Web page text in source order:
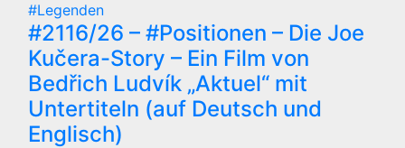
#Legenden
#2116/26 – #Positionen – Die Joe
Kučera-Story – Ein Film von
Bedřich Ludvík „Aktuel“ mit
Untertiteln (auf Deutsch und
Englisch)